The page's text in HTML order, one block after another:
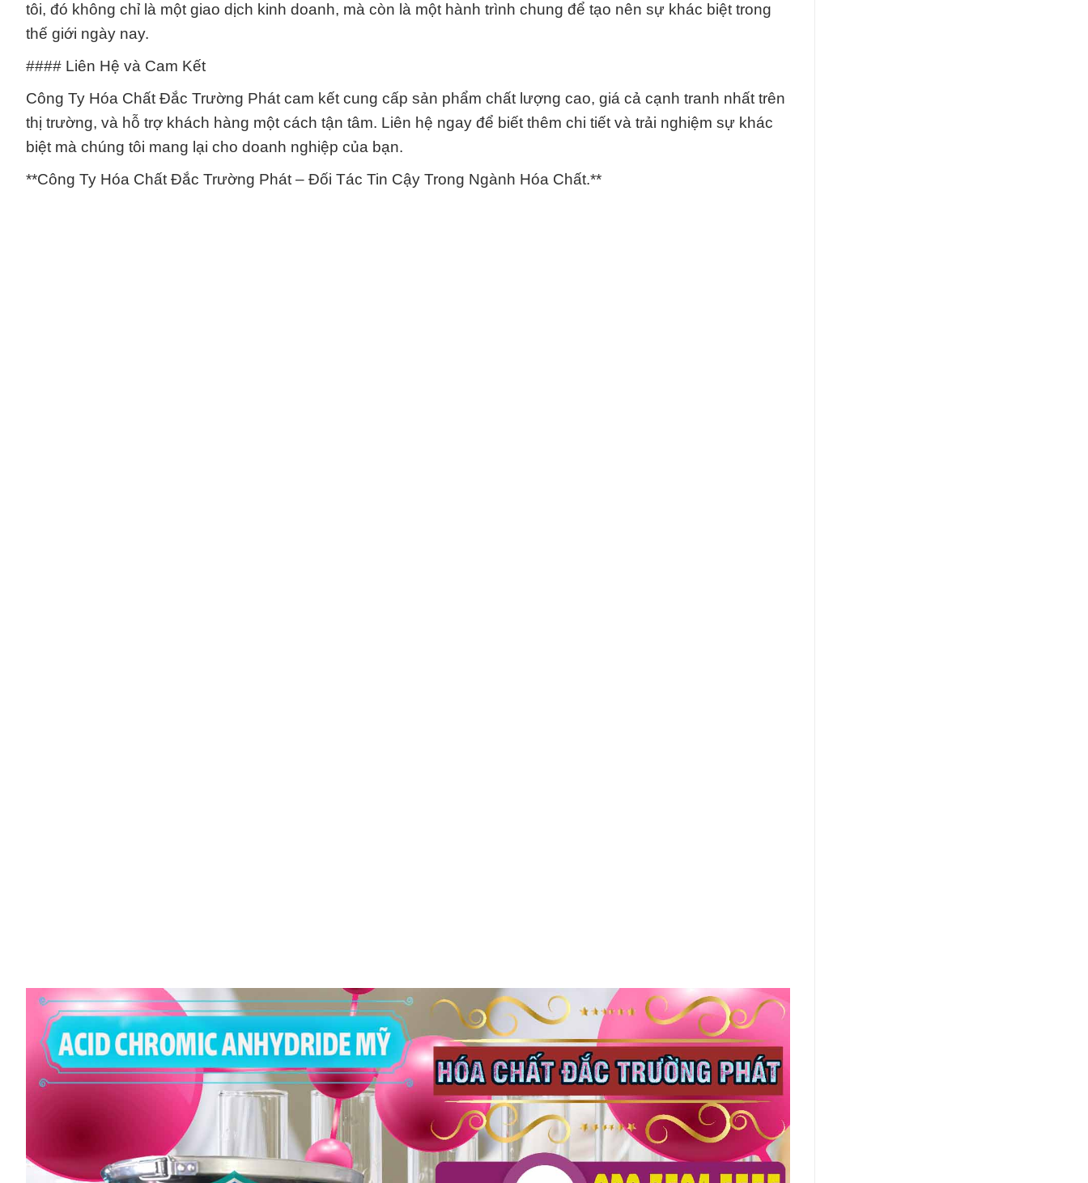
tôi, đó không chỉ là một giao dịch kinh doanh, mà còn là một hành trình chung để tạo nên sự khác biệt trong
thế giới ngày nay.
#### Liên Hệ và Cam Kết
Công Ty Hóa Chất Đắc Trường Phát cam kết cung cấp sản phẩm chất lượng cao, giá cả cạnh tranh nhất trên
thị trường, và hỗ trợ khách hàng một cách tận tâm. Liên hệ ngay để biết thêm chi tiết và trải nghiệm sự khác
biệt mà chúng tôi mang lại cho doanh nghiệp của bạn.
**Công Ty Hóa Chất Đắc Trường Phát – Đối Tác Tin Cậy Trong Ngành Hóa Chất.**